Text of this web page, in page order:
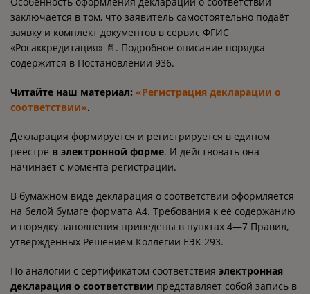
заключается в том, что заявитель самостоятельно подаёт
заявку и комплект документов в сервис ФГИС
«Росаккредитация» 📄. Подробное описание порядка
содержится в Постановлении 936.
Читайте наш материал: «Регистрация декларации о
соответствии».
Декларация формируется и регистрируется в едином
реестре в электронной форме. И действовать она
начинает с момента регистрации.
В бумажном виде декларация о соответствии оформляется
на белой бумаге формата А4. Требования к её содержанию
и порядку заполнения приведены в пунктах 4—7 Правил,
утверждённых Решением Коллегии ЕЭК 293.
По аналогии с сертификатом соответствия электронная
декларация о соответствии представляет собой запись в